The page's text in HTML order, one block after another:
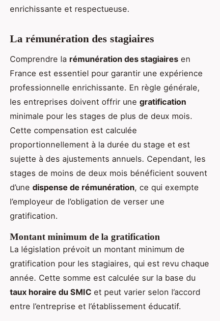
enrichissante et respectueuse.
La rémunération des stagiaires
Comprendre la rémunération des stagiaires en
France est essentiel pour garantir une expérience
professionnelle enrichissante. En règle générale,
les entreprises doivent offrir une gratification
minimale pour les stages de plus de deux mois.
Cette compensation est calculée
proportionnellement à la durée du stage et est
sujette à des ajustements annuels. Cependant, les
stages de moins de deux mois bénéficient souvent
d’une dispense de rémunération, ce qui exempte
l’employeur de l’obligation de verser une
gratification.
Montant minimum de la gratification
La législation prévoit un montant minimum de
gratification pour les stagiaires, qui est revu chaque
année. Cette somme est calculée sur la base du
taux horaire du SMIC et peut varier selon l’accord
entre l’entreprise et l’établissement éducatif.